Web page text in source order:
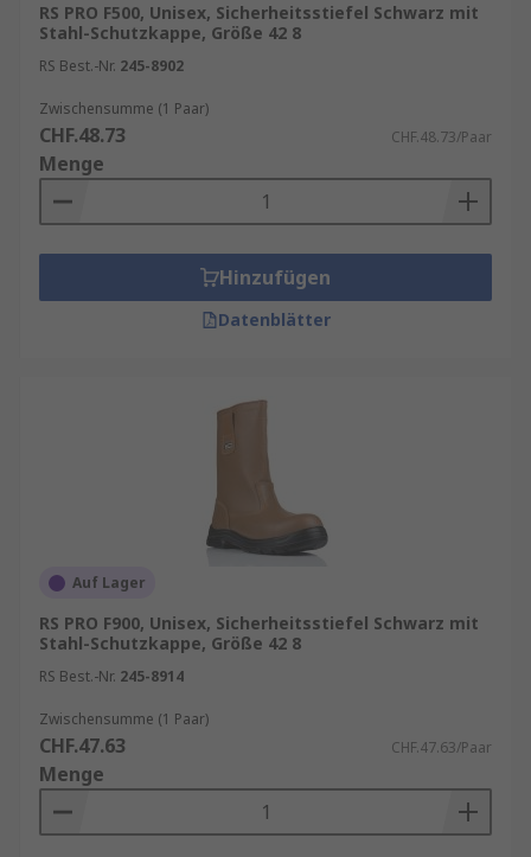
RS PRO F500, Unisex, Sicherheitsstiefel Schwarz mit
Stahl-Schutzkappe, Größe 42 8
RS Best.-Nr. 245-8902
Zwischensumme (1 Paar)
CHF.48.73 CHF.48.73/Paar
Menge
Hinzufügen
Datenblätter
Auf Lager
RS PRO F900, Unisex, Sicherheitsstiefel Schwarz mit
Stahl-Schutzkappe, Größe 42 8
RS Best.-Nr. 245-8914
Zwischensumme (1 Paar)
CHF.47.63 CHF.47.63/Paar
Menge